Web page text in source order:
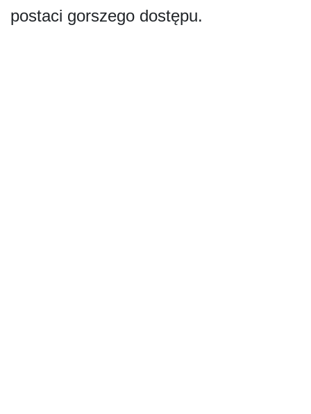
postaci gorszego dostępu.